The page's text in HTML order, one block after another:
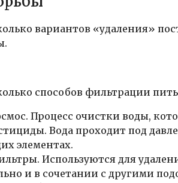
вариантов «удаления»
способов фильтрации
Процесс очистки воды,
Вода проходит под
элементах.
Используются для
и в сочетании с другими